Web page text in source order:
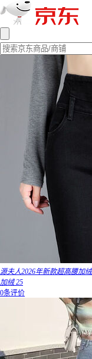
源夫人2026年新款超高腰加
加绒 25
0条评价